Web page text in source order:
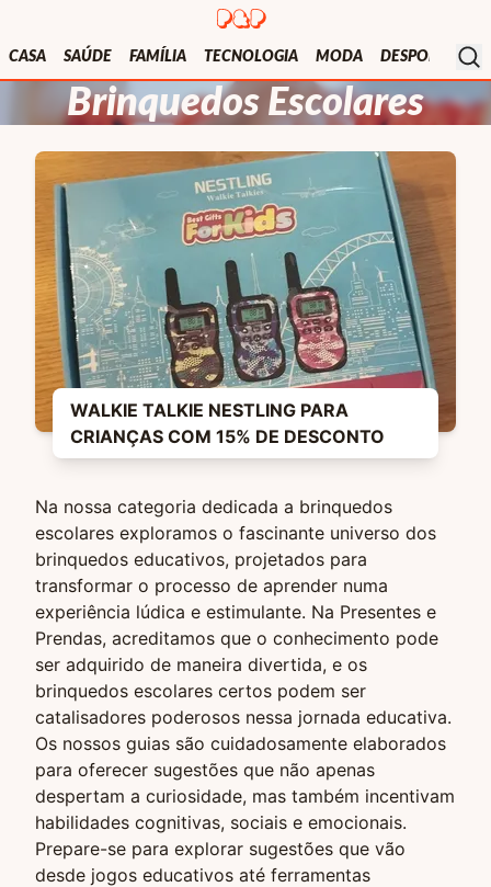
Presentes e Prendas
CASA SAÚDE FAMÍLIA TECNOLOGIA MODA DESPORTO
Brinquedos Escolaresna
Promoções Brinquedos Escolaresem Destaque
WALKIE TALKIE NESTLING PARA
CRIANÇAS COM 15% DE DESCONTO
Na nossa categoria dedicada a brinquedos
escolares exploramos o fascinante universo dos
brinquedos educativos, projetados para
transformar o processo de aprender numa
experiência lúdica e estimulante. Na Presentes e
Prendas, acreditamos que o conhecimento pode
ser adquirido de maneira divertida, e os
brinquedos escolares certos podem ser
catalisadores poderosos nessa jornada educativa.
Os nossos guias são cuidadosamente elaborados
para oferecer sugestões que não apenas
despertam a curiosidade, mas também incentivam
habilidades cognitivas, sociais e emocionais.
Prepare-se para explorar sugestões que vão
desde jogos educativos até ferramentas